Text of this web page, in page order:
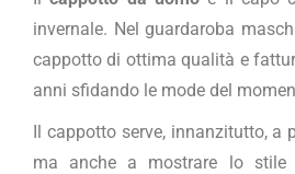
invernale. Nel guardaroba
cappotto di ottima qualità e
anni sfidando le mode del
Il cappotto serve, innanzitutto, a
ma anche a mostrare lo stile